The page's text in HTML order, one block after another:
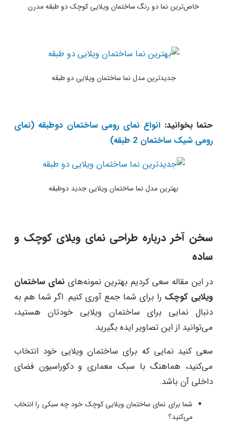
خاص‌ترین نما دو رنگ ساختمان ویلایی کوچک دو طبقه مدرن
جدیدترین مدل نما ساختمان ویلایی دو طبقه
حتما بخوانید:انواع نمای رومی ساختمان دوطبقه (نمای
رومی شیک ساختمان 2 طبقه)
بهترین مدل نما ساختمان ویلایی جدید دوطبقه
سخن آخر درباره طراحی نمای ویلای کوچک و
ساده
در این مقاله سعی کردیم بهترین نمونه‌هاینمای ساختمان
ویلایی کوچکرا برای شما جمع آوری کنیم. اگر شما هم به
دنبال نمایی برای ساختمان ویلایی خودتان هستید،
می‌توانید از این تصاویر ایده بگیرید.
سعی کنید نمایی که برای ساختمان ویلایی خود انتخاب
می‌کنید، هماهنگ با سبک معماری و دکوراسیون فضای
داخلی آن باشد.
شما برای نمای ساختمان ویلایی کوچک خود چه سبکی را انتخاب
می‌کنید؟